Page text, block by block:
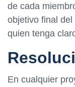
de cada
objetivo final
quien tenga
En cualquier